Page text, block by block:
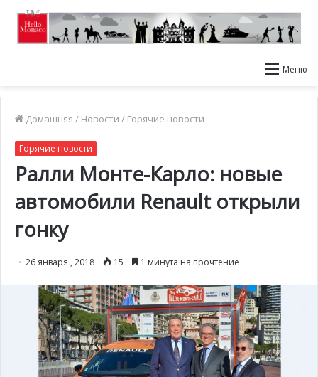
Меню
Домашняя / Новости / Горячие новости
Горячие новости
Ралли Монте-Карло: новые
автомобили Renault открыли
гонку
26 января , 2018 15 1 минута на прочтение